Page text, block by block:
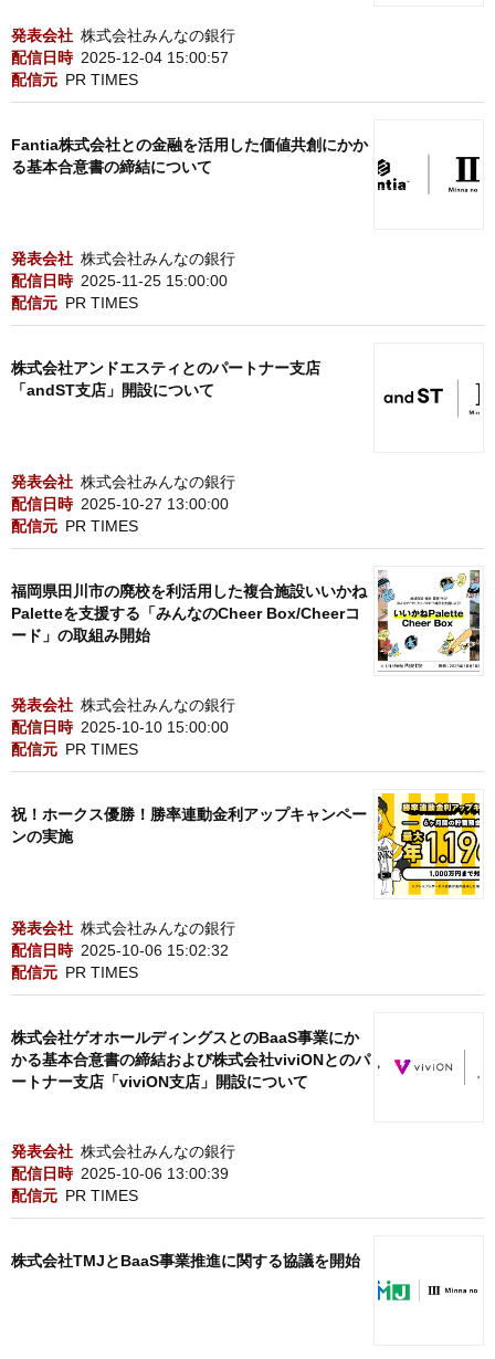
発表会社 株式会社みんなの銀行
配信日時 2025-12-04 15:00:57
配信元 PR TIMES
Fantia株式会社との金融を活用した価値共創にかか
る基本合意書の締結について
発表会社 株式会社みんなの銀行
配信日時 2025-11-25 15:00:00
配信元 PR TIMES
株式会社アンドエスティとのパートナー支店
「andST支店」開設について
発表会社 株式会社みんなの銀行
配信日時 2025-10-27 13:00:00
配信元 PR TIMES
福岡県田川市の廃校を利活用した複合施設いいかね
Paletteを支援する「みんなのCheer Box/Cheerコ
ード」の取組み開始
発表会社 株式会社みんなの銀行
配信日時 2025-10-10 15:00:00
配信元 PR TIMES
祝！ホークス優勝！勝率連動金利アップキャンペー
ンの実施
発表会社 株式会社みんなの銀行
配信日時 2025-10-06 15:02:32
配信元 PR TIMES
株式会社ゲオホールディングスとのBaaS事業にか
かる基本合意書の締結および株式会社viviONとのパ
ートナー支店「viviON支店」開設について
発表会社 株式会社みんなの銀行
配信日時 2025-10-06 13:00:39
配信元 PR TIMES
株式会社TMJとBaaS事業推進に関する協議を開始